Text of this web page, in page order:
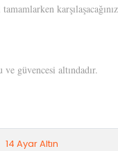
güvencesi altındadır.
14 Ayar Altın